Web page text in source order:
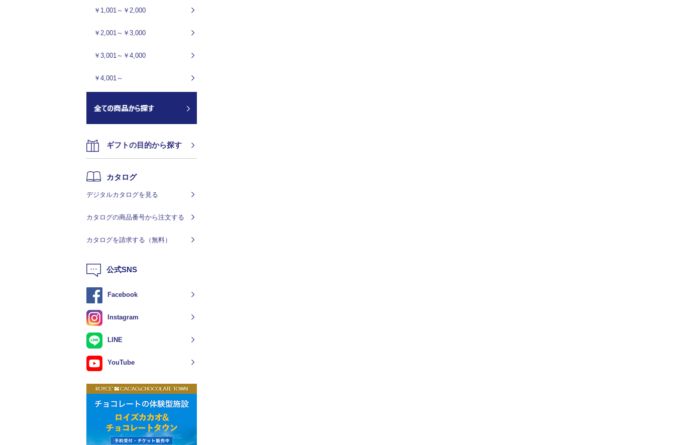
￥1,001～￥2,000
￥2,001～￥3,000
￥3,001～￥4,000
￥4,001～
ギフトの目的から探す
カタログ
デジタルカタログを見る
カタログの商品番号から注文する
カタログを請求する（無料）
公式SNS
Facebook
Instagram
LINE
YouTube